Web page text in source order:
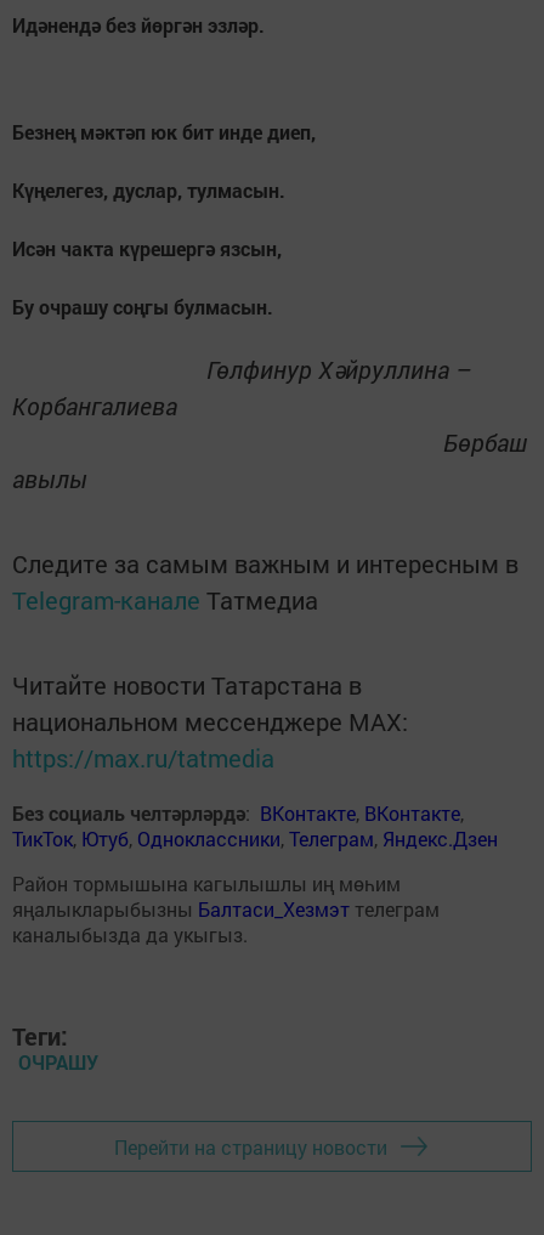
Идәнендә без йөргән эзләр.
Безнең мәктәп юк бит инде диеп,
Күңелегез, дуслар, тулмасын.
Исән чакта күрешергә язсын,
Бу очрашу соңгы булмасын.
Гөлфинур Хәйруллина –
Корбангалиева
Бөрбаш
авылы
Следите за самым важным и интересным в
Telegram-канале Татмедиа
Читайте новости Татарстана в
национальном мессенджере MАХ:
https://max.ru/tatmedia
Без социаль челтәрләрдә: ВКонтакте, ВКонтакте,
ТикТок, Ютуб, Одноклассники,Телеграм, Яндекс.Дзен
Район тормышына кагылышлы иң мөһим
яңалыкларыбызны Балтаси_Хезмэт телеграм
каналыбызда да укыгыз.
Теги:
ОЧРАШУ
Перейти на страницу новости